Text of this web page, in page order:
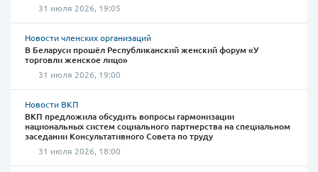
31 июля 2026, 19:05
Новости членских организаций
В Беларуси прошёл Республиканский женский форум «У
торговли женское лицо»
31 июля 2026, 19:00
Новости ВКП
ВКП предложила обсудить вопросы гармонизации
национальных систем социального партнерства на специальном
заседании Консультативного Совета по труду
31 июля 2026, 18:00